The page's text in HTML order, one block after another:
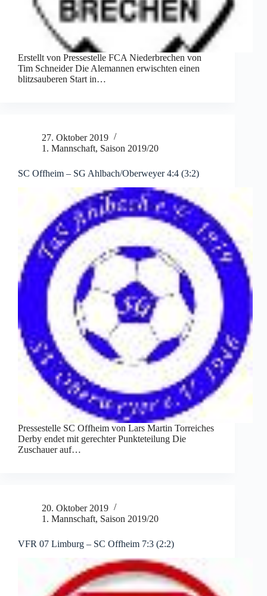
Erstellt von Pressestelle FCA Niederbrechen von
Tim Schneider Die Alemannen erwischten einen
blitzsauberen Start in…
27. Oktober 2019
1. Mannschaft, Saison 2019/20
SC Offheim – SG Ahlbach/​Oberweyer 4:4 (3:2)
Pressestelle SC Offheim von Lars Martin Torreiches
Derby endet mit gerechter Punkteteilung Die
Zuschauer auf…
20. Oktober 2019
1. Mannschaft, Saison 2019/20
VFR 07 Limburg – SC Offheim 7:3 (2:2)